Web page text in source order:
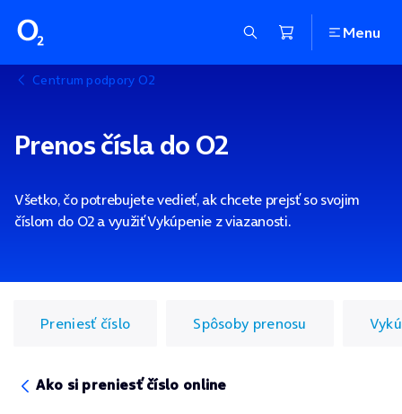
Menu
Centrum podpory O2
Prenos čísla do O2
Všetko, čo potrebujete vedieť, ak chcete prejsť so svojim
číslom do O2 a využiť Vykúpenie z viazanosti.
Preniesť číslo Spôsoby prenosu
Ako si preniesť číslo online